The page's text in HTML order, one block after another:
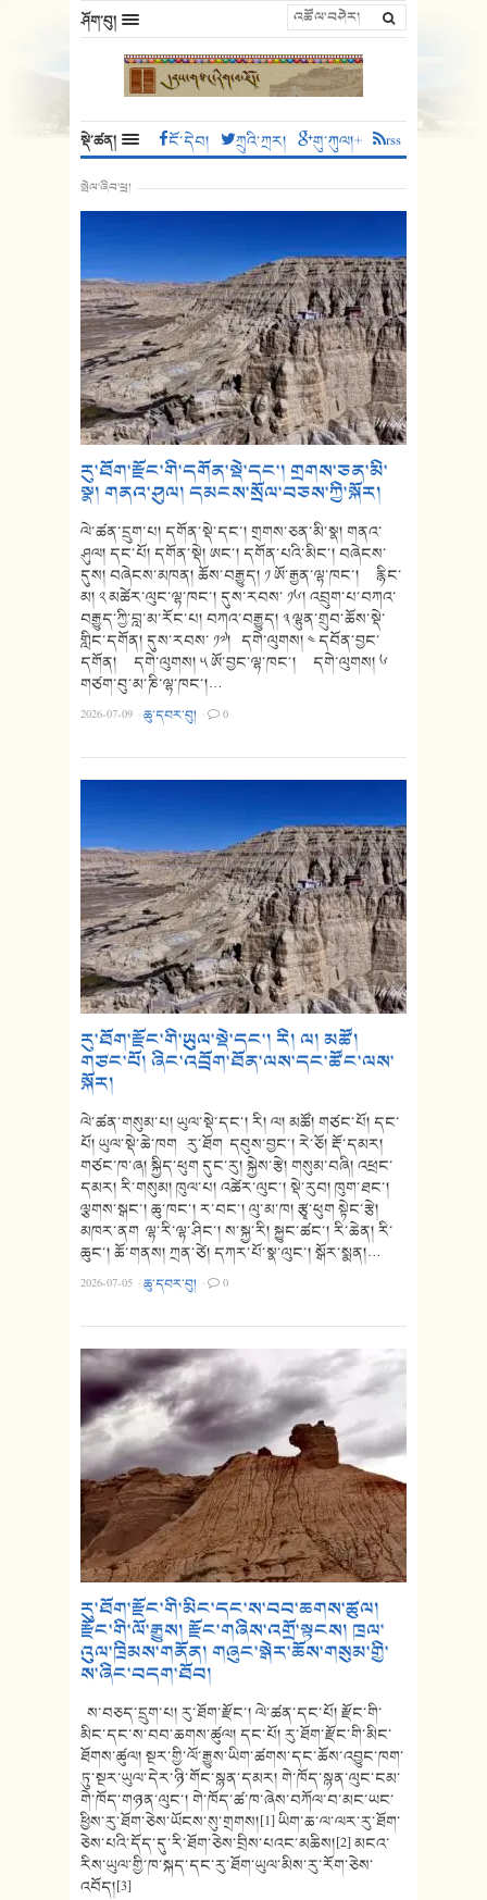
ཤོག་བུ།
སྡེ་ཚན། ངོ་དེབ། ཀྲུའི་ཀྲར། གུ་ཀུལ།+ rss
སྤེལ་ཞིབ་ཕྲ།
རུ་ཐོག་རྫོང་གི་དགོན་སྡེ་དང་། གྲགས་ཅན་མི་
སྣ། གནའ་ཤུལ། དམངས་སྲོལ་བཅས་ཀྱི་སྐོར།
ལེ་ཚན་དྲུག་པ། དགོན་སྡེ་དང་། གྲགས་ཅན་མི་སྣ། གནའ་
ཤུལ། དང་པོ། དགོན་སྡེ། ཨང་། དགོན་པའི་མིང་། བཞེངས་
དུས། བཞེངས་མཁན། ཆོས་བརྒྱུད། ༡ ཨོ་རྒྱན་ལྷ་ཁང་། རྙིང་
མ། ༢ མཚེར་ལུང་ལྷ་ཁང་། དུས་རབས་ ༡༦། འབྲུག་པ་བཀའ་
བརྒྱུད་ཀྱི་བླ་མ་རོང་པ། བཀའ་བརྒྱུད། ༣ ལྷུན་གྲུབ་ཆོས་སྡེ་
གླིང་དགོན། དུས་རབས་ ༡༧། དགེ་ལུགས། ༤ དབོན་བྱང་
དགོན། དགེ་ལུགས། ༥ ཨོ་བྱང་ལྷ་ཁང་། དགེ་ལུགས། ༦
གཙག་བུ་མ་ཎི་ལྷ་ཁང་།…
2026-07-09 ·ཆུ་དབར་བུ། · 0
རུ་ཐོག་རྫོང་གི་ཡུལ་སྡེ་དང་། རི། ལ། མཚོ།
གཙང་པོ། ཞིང་འབྲོག་ཐོན་ལས་དང་ཚོང་ལས་
སྐོར།
ལེ་ཚན་གསུམ་པ། ཡུལ་སྡེ་དང་། རི། ལ། མཚོ། གཙང་པོ། དང་
པོ། ཡུལ་སྡེ་ཆེ་ཁག རུ་ཐོག དབུས་བྱང་། རེ་ཅོ། རྡོ་དམར།
གཙང་ཁ་ཞ། སྐྱིད་ཕུག དུང་རུ། སྐྱེས་རྩེ། གསུམ་བཞི། འཕྲང་
དམར། རི་གསུམ། ཁུལ་པ། འཚེར་ལུང་། སྡེ་རུབ། ཁུག་ཐང་།
ལྕགས་སྒང་། ཆུ་ཁང་། ར་བང་། ལུ་མ་ཁ། རྩྭ་ཕུག སྟེང་རྩེ།
མཁར་ནག ལྷ་རི་ལྷ་ཤིང་། ས་སྐྱ་རི། སྐྱུང་ཚང་། རི་ཆེན། རི་
ཆུང་། ཆོ་གནས། ཀྲན་ཙེ། དཀར་པོ་སྣ་ལུང་། སྒོར་སྨན།…
2026-07-05 ·ཆུ་དབར་བུ། · 0
རུ་ཐོག་རྫོང་གི་མིང་དང་ས་བབ་ཆགས་ཚུལ།
རྫོང་གི་ལོ་རྒྱུས། རྫོང་གཞིས་འགྲོ་སྟངས། ཁྲལ་
འུལ་ཁྲིམས་གནོན། གཞུང་སྒེར་ཆོས་གསུམ་གྱི་
ས་ཞིང་བདག་ཐོབ།
ས་བཅད་དྲུག་པ། རུ་ཐོག་རྫོང་། ལེ་ཚན་དང་པོ། རྫོང་གི་
མིང་དང་ས་བབ་ཆགས་ཚུལ། དང་པོ། རུ་ཐོག་རྫོང་གི་མིང་
ཐོགས་ཚུལ། སྔར་གྱི་ལོ་རྒྱུས་ཡིག་ཚགས་དང་ཆོས་འབྱུང་ཁག་
ཏུ་སྔར་ཡུལ་དེར་ཉི་གོང་སྙན་དམར། གེ་ཁོད་སྙན་ལུང་ངམ་
གེ་ཁོད་གཉན་ལུང་། གེ་ཁོད་ཚ་ཁ་ཞེས་བཀོལ་བ་མང་ཡང་
ཕྱིས་རུ་ཐོག་ཅེས་ཡོངས་སུ་གྲགས།[1] ཡིག་ཆ་ལ་ལར་རུ་ཐོག་
ཅེས་པའི་དོད་དུ་རི་ཐོག་ཅེས་བྲིས་པའང་མཆིས།[2] མངའ་
རིས་ཡུལ་གྱི་ཁ་སྐད་དང་རུ་ཐོག་ཡུལ་མིས་རུ་རོག་ཅེས་
འབོད།[3]